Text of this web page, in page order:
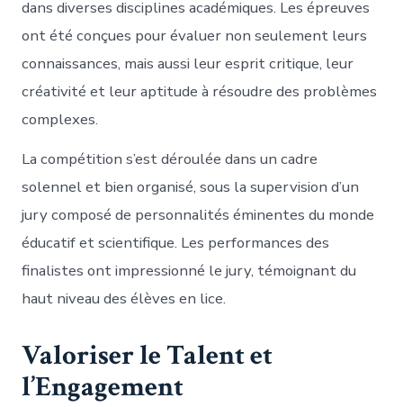
dans diverses disciplines académiques. Les épreuves
ont été conçues pour évaluer non seulement leurs
connaissances, mais aussi leur esprit critique, leur
créativité et leur aptitude à résoudre des problèmes
complexes.
La compétition s’est déroulée dans un cadre
solennel et bien organisé, sous la supervision d’un
jury composé de personnalités éminentes du monde
éducatif et scientifique. Les performances des
finalistes ont impressionné le jury, témoignant du
haut niveau des élèves en lice.
Valoriser le Talent et
l’Engagement